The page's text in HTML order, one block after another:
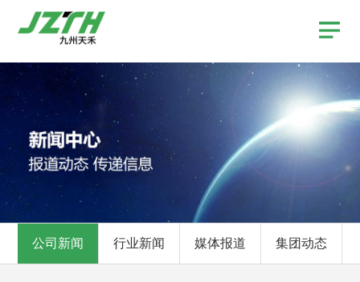
公司新闻 行业新闻 媒体报道 集团动态